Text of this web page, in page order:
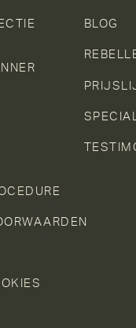
BLOG